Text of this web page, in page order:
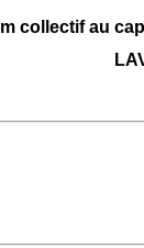
collectif au